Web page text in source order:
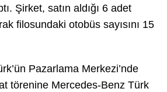
Şirket, satın aldığı 6 adet
filosundaki otobüs sayısını 15
Pazarlama Merkezi’nde
törenine Mercedes-Benz Türk